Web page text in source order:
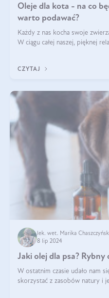
Oleje dla kota - na co
warto podawać?
Każdy z nas kocha swoje
W ciągu całej naszej, pięknej
CZYTAJ
lek. wet. Marika
8 lip 2024
Jaki olej dla psa? Rybny
W ostatnim czasie udało nam
skorzystać z zasobów natury i